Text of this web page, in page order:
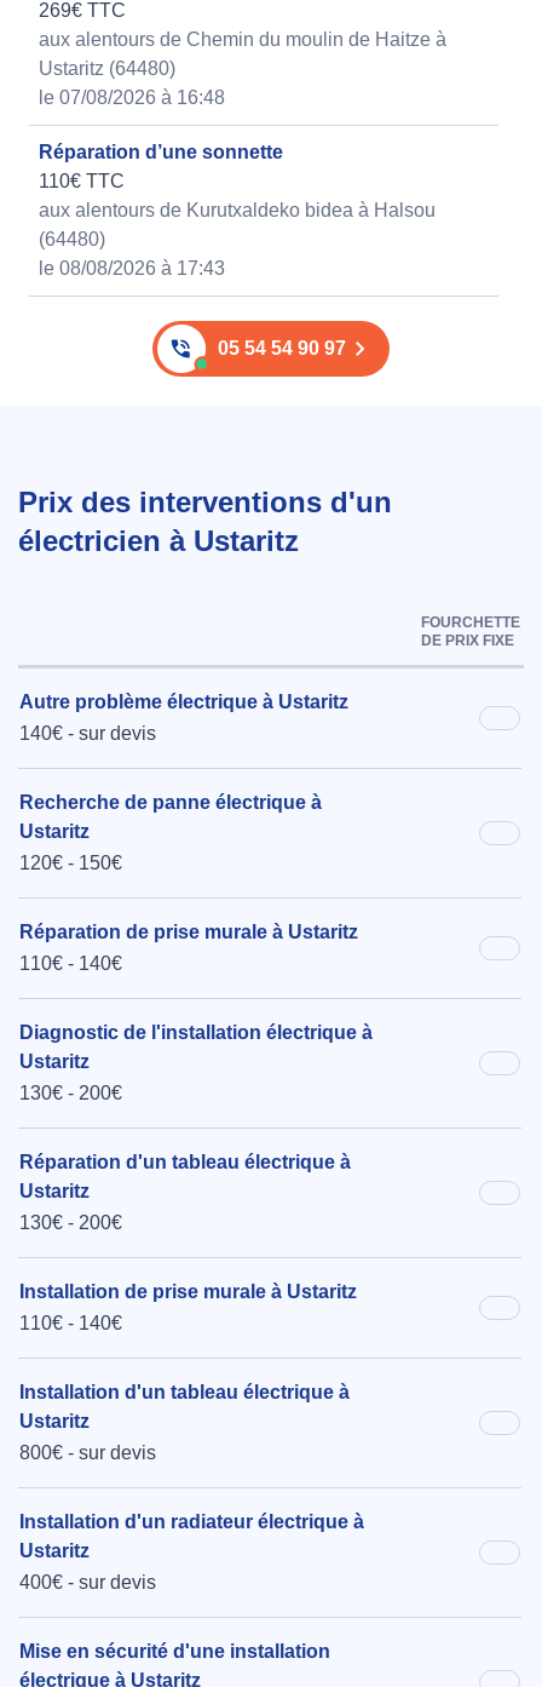
269€ TTC
aux alentours de Chemin du moulin de Haitze à
Ustaritz (64480)
le 07/08/2026 à 16:48
Réparation d’une sonnette
110€ TTC
aux alentours de Kurutxaldeko bidea à Halsou
(64480)
le 08/08/2026 à 17:43
05 54 54 90 97
Prix des interventions d'un
électricien à Ustaritz
FOURCHETTE
DE PRIX FIXE
Autre problème électrique à Ustaritz
140€ - sur devis
Recherche de panne électrique à
Ustaritz
120€ - 150€
Réparation de prise murale à Ustaritz
110€ - 140€
Diagnostic de l'installation électrique à
Ustaritz
130€ - 200€
Réparation d'un tableau électrique à
Ustaritz
130€ - 200€
Installation de prise murale à Ustaritz
110€ - 140€
Installation d'un tableau électrique à
Ustaritz
800€ - sur devis
Installation d'un radiateur électrique à
Ustaritz
400€ - sur devis
Mise en sécurité d'une installation
électrique à Ustaritz